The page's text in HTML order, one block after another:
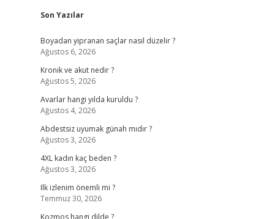
Sidebar
Son Yazılar
Boyadan yipranan saçlar nasıl düzelir ?
Ağustos 6, 2026
Kronik ve akut nedir ?
Ağustos 5, 2026
Avarlar hangi yılda kuruldu ?
Ağustos 4, 2026
Abdestsiz uyumak günah mıdır ?
Ağustos 3, 2026
4XL kadın kaç beden ?
Ağustos 3, 2026
Ilk izlenim önemli mi ?
Temmuz 30, 2026
Kozmos hangi dilde ?